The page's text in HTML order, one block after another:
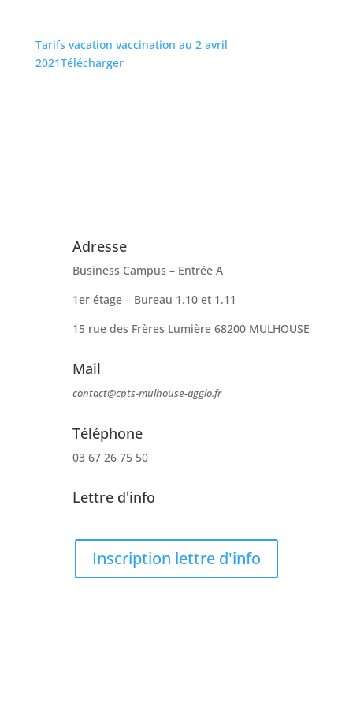
Tarifs vacation vaccination au 2 avril
2021Télécharger
Adresse
Business Campus – Entrée A
1er étage – Bureau 1.10 et 1.11
15 rue des Frères Lumière 68200 MULHOUSE
Mail
contact@cpts-mulhouse-agglo.fr
Téléphone
03 67 26 75 50
Lettre d'info
Inscription lettre d'info